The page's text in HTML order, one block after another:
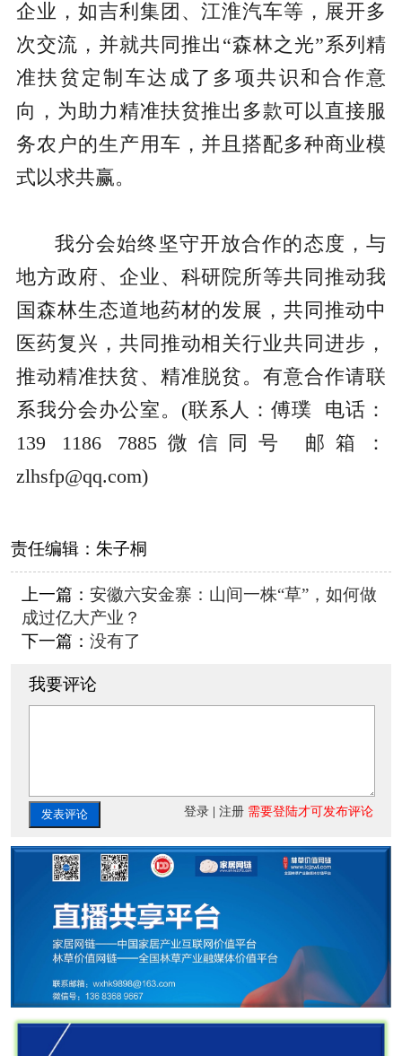
企业，如吉利集团、江淮汽车等，展开多
次交流，并就共同推出“森林之光”系列精
准扶贫定制车达成了多项共识和合作意
向，为助力精准扶贫推出多款可以直接服
务农户的生产用车，并且搭配多种商业模
式以求共赢。
我分会始终坚守开放合作的态度，与
地方政府、企业、科研院所等共同推动我
国森林生态道地药材的发展，共同推动中
医药复兴，共同推动相关行业共同进步，
推动精准扶贫、精准脱贫。有意合作请联
系我分会办公室。(联系人：傅璞 电话：
139 1186 7885微信同号 邮箱：
zlhsfp@qq.com)
责任编辑： 朱子桐
上一篇： 安徽六安金寨：山间一株“草”，如何做
成过亿大产业？
下一篇： 没有了
我要评论
发表评论 登录 |注册 需要登陆才可发布评论